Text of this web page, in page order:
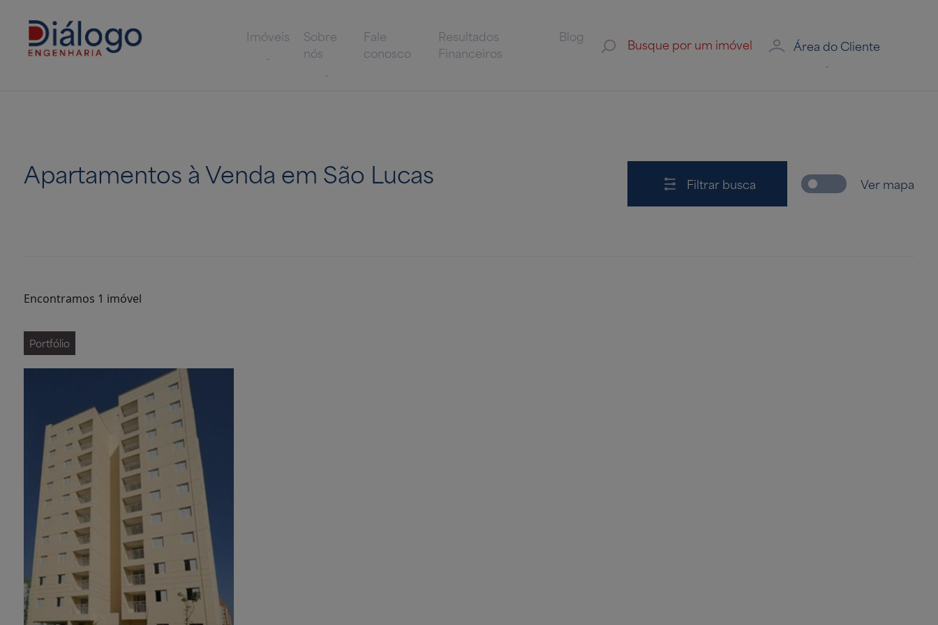
Imóveis
Sobre
nós
Fale
conosco
Resultados
Financeiros
Blog
Área do Cliente
Apartamentos à Venda em São Lucas Filtrar busca Ver mapa
Encontramos 1 imóvel
Portfólio